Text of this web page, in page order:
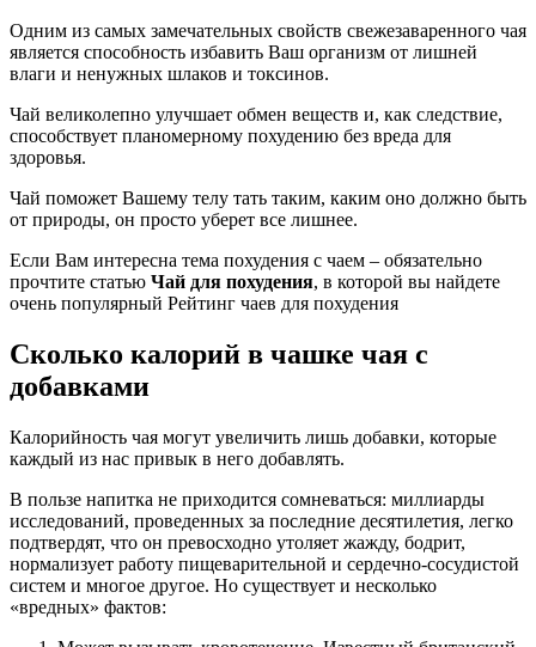
Одним из самых замечательных свойств свежезаваренного чая
является способность избавить Ваш организм от лишней
влаги и ненужных шлаков и токсинов.
Чай великолепно улучшает обмен веществ и, как следствие,
способствует планомерному похудению без вреда для
здоровья.
Чай поможет Вашему телу тать таким, каким оно должно быть
от природы, он просто уберет все лишнее.
Если Вам интересна тема похудения с чаем – обязательно
прочтите статью Чай для похудения, в которой вы найдете
очень популярный Рейтинг чаев для похудения
Сколько калорий в чашке чая с
добавками
Калорийность чая могут увеличить лишь добавки, которые
каждый из нас привык в него добавлять.
В пользе напитка не приходится сомневаться: миллиарды
исследований, проведенных за последние десятилетия, легко
подтвердят, что он превосходно утоляет жажду, бодрит,
нормализует работу пищеварительной и сердечно-сосудистой
систем и многое другое. Но существует и несколько
«вредных» фактов: